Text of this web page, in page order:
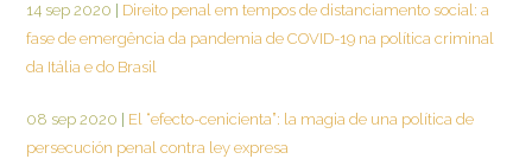
14 sep 2020
Direito penal em tempos de distanciamento social: a
fase de emergência da pandemia de COVID-19 na política criminal
da Itália e do Brasil
08 sep 2020
El “efecto-cenicienta”: la magia de una política de
persecución penal contra ley expresa